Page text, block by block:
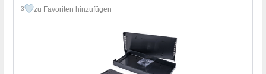
3 zu Favoriten hinzufügen